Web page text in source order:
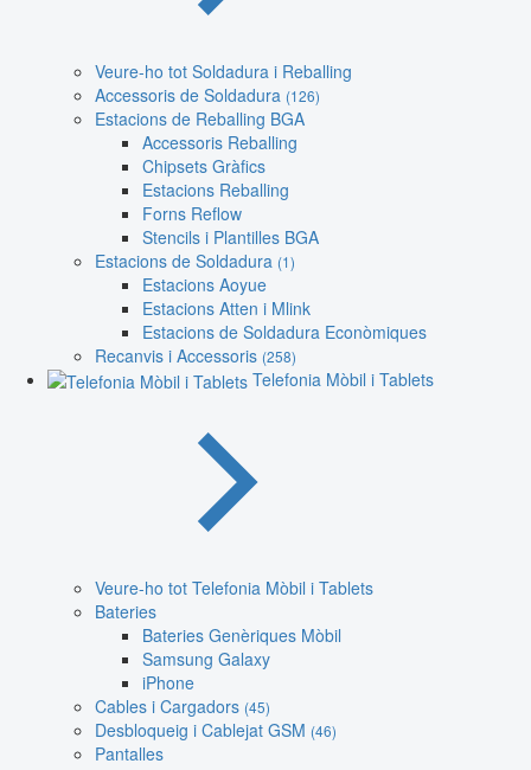
Veure-ho tot Soldadura i Reballing
Accessoris de Soldadura (126)
Estacions de Reballing BGA
Accessoris Reballing
Chipsets Gràfics
Estacions Reballing
Forns Reflow
Stencils i Plantilles BGA
Estacions de Soldadura (1)
Estacions Aoyue
Estacions Atten i Mlink
Estacions de Soldadura Econòmiques
Recanvis i Accessoris (258)
Telefonia Mòbil i Tablets
Veure-ho tot Telefonia Mòbil i Tablets
Bateries
Bateries Genèriques Mòbil
Samsung Galaxy
iPhone
Cables i Cargadors (45)
Desbloqueig i Cablejat GSM (46)
Pantalles